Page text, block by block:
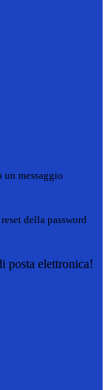
un messaggio
della password
posta elettronica!